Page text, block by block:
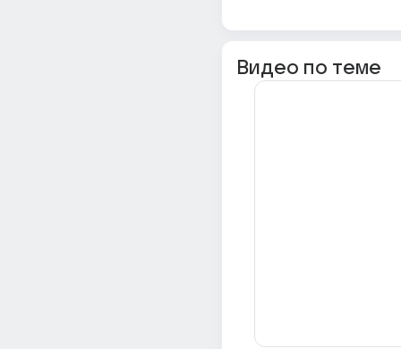
Видео по теме